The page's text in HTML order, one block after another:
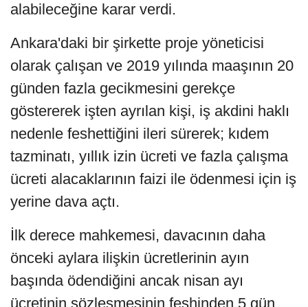
alabileceğine karar verdi.
Ankara'daki bir şirkette proje yöneticisi
olarak çalışan ve 2019 yılında maaşının 20
günden fazla gecikmesini gerekçe
göstererek işten ayrılan kişi, iş akdini haklı
nedenle feshettiğini ileri sürerek; kıdem
tazminatı, yıllık izin ücreti ve fazla çalışma
ücreti alacaklarının faizi ile ödenmesi için iş
yerine dava açtı.
İlk derece mahkemesi, davacının daha
önceki aylara ilişkin ücretlerinin ayın
başında ödendiğini ancak nisan ayı
ücretinin sözleşmesinin feshinden 5 gün